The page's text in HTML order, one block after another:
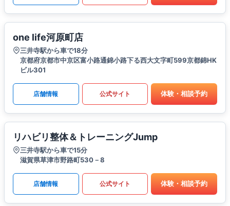
one life河原町店
三井寺駅から車で18分
京都府京都市中京区富小路通錦小路下る西大文字町599京都錦HK
ビル301
店舗情報 公式サイト 体験・相談予約
リハビリ整体＆トレーニングJump
三井寺駅から車で15分
滋賀県草津市野路町530－8
店舗情報 公式サイト 体験・相談予約